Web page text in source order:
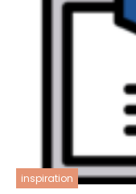
inspiration